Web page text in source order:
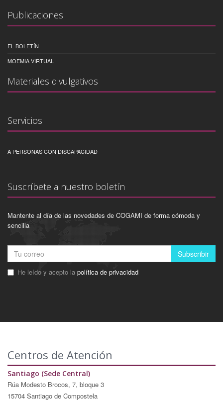
Publicaciones
EL BOLETÍN
MOEMIA VIRTUAL
Materiales divulgativos
Servicios
A PERSONAS CON DISCAPACIDAD
Suscríbete a nuestro boletín
Mantente al día de las novedades de COGAMI de forma cómoda y
sencilla
Subscribir
He leído y acepto la política de privacidad
Centros de Atención
Santiago (Sede Central)
Rúa Modesto Brocos, 7, bloque 3
15704 Santiago de Compostela